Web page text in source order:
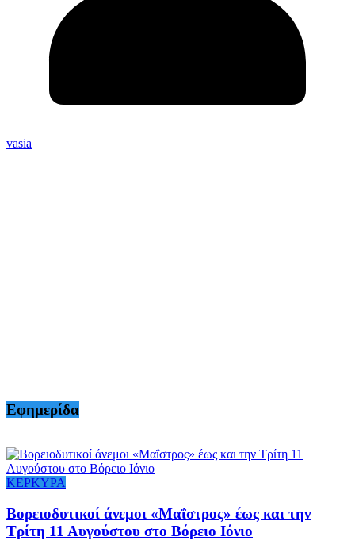
vasia
Εφημερίδα
ΚΕΡΚΥΡΑ
Βορειοδυτικοί άνεμοι «Μαΐστρος» έως και την
Τρίτη 11 Αυγούστου στο Βόρειο Ιόνιο